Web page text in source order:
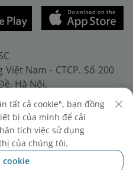
Nam - CTCP. Số 200
Hà Nội.
Fax: (+84-24)
doanh nghiệp, mã số
đăng ký lần đầu ngày
đổi lần thứ 10 ngày
tất cả cookie", bạn đồng
bị của mình để cải
tích việc sử dụng
của chúng tôi.
cookie